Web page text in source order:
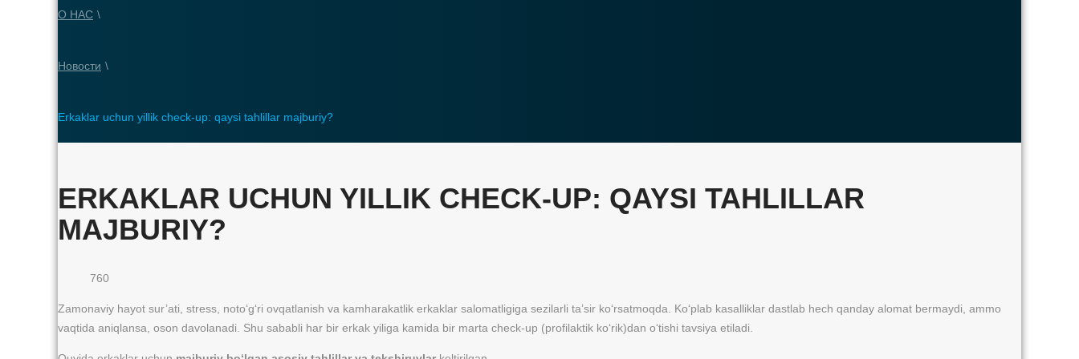
О НАС \
Новости \
Erkaklar uchun yillik check-up: qaysi tahlillar majburiy?
ERKAKLAR UCHUN YILLIK CHECK-UP: QAYSI TAHLILLAR
MAJBURIY?
760
Zamonaviy hayot sur’ati, stress, noto‘g‘ri ovqatlanish va kamharakatlik erkaklar salomatligiga sezilarli ta’sir ko‘rsatmoqda. Ko‘plab kasalliklar dastlab hech qanday alomat bermaydi, ammo
vaqtida aniqlansa, oson davolanadi. Shu sababli har bir erkak yiliga kamida bir marta check-up (profilaktik ko‘rik)dan o‘tishi tavsiya etiladi.